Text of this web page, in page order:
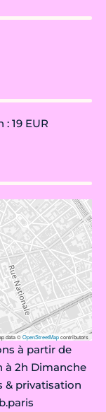
19 EUR
data ©OpenStreetMapcontributors
à partir de
à 2h Dimanche
& privatisation